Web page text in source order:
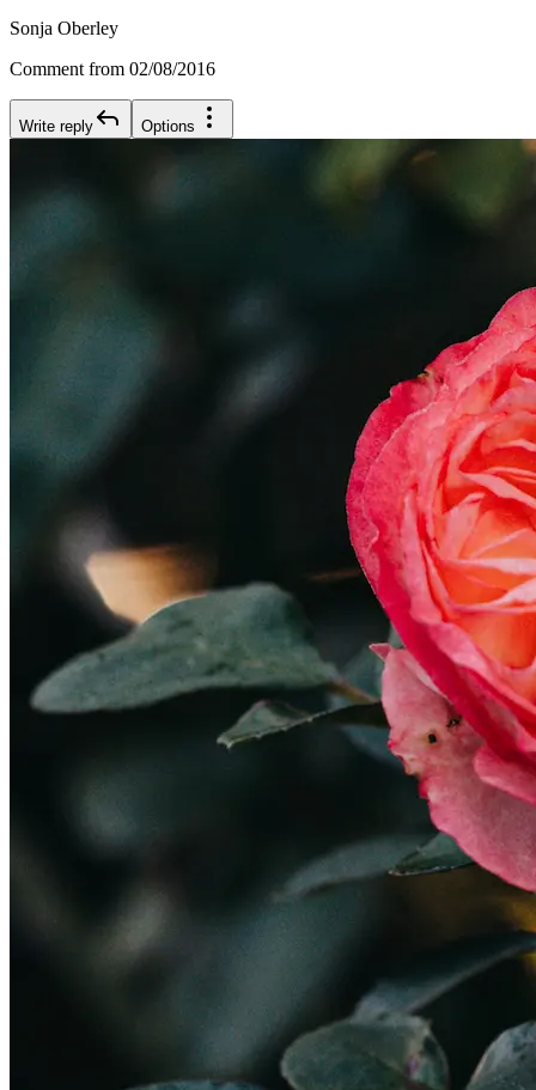
Sonja Oberley
Comment from 02/08/2016
Write reply Options